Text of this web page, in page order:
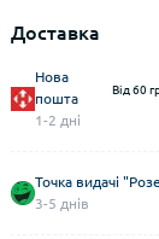
Доставка
Нова
пошта
1-2 дні
Від 60
Точка видачі
3-5 днів